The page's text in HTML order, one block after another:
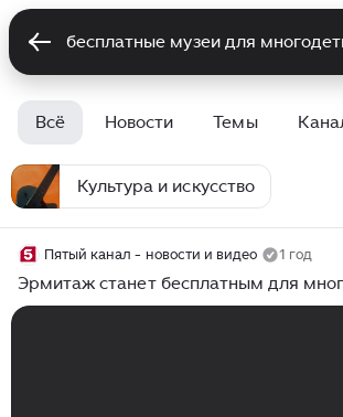
Всё Новости Темы
Культура и искусство
Пятый канал - новости и видео 1 год
Эрмитаж станет бесплатным для